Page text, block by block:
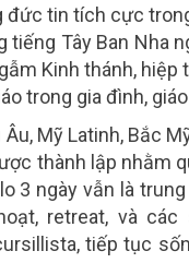
đức tin tích cực
Tây Ban Nha
Kinh thánh,
trong gia đình,
Mỹ Latinh, Bắc
thành lập nhằm
3 ngày vẫn là
retreat, và
tiếp tục